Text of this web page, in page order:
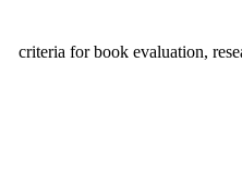
criteria for book evaluation,